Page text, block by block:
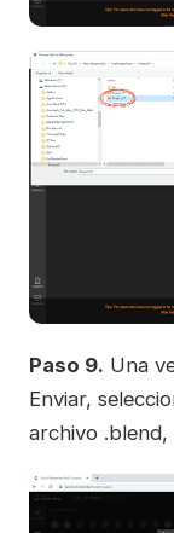
Paso 9. Una
Enviar,
archivo .blend,